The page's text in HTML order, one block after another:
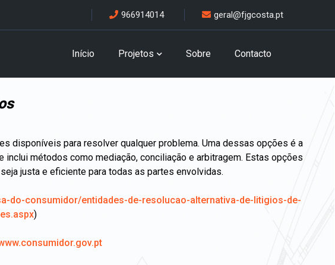
966914014 geral@fjgcosta.pt
Início Projetos Sobre Contacto
disponíveis para resolver qualquer problema. Uma dessas opções é a
métodos como mediação, conciliação e arbitragem. Estas opções
justa e eficiente para todas as partes envolvidas.
do-consumidor/entidades-de-resolucao-alternativa-de-litigios-de-
)